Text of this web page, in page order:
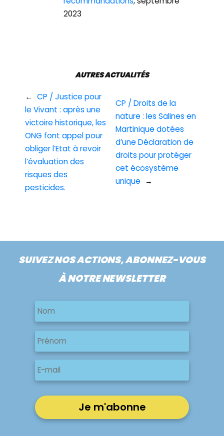
2023
← CP / Justice pour
le Vivant : après une
victoire historique, les
ONG font appel pour
obliger l’Etat à revoir
l’évaluation des
risques des
pesticides.
AUTRES ACTUALITÉS
CP / Droits de la
nature : les Salines en
Martinique dotées
d’une Déclaration de
droits pour protéger
cet écosystème
unique
→
SUIVEZ NOS ACTIONS, ABONNEZ-VOUS
À NOTRE NEWSLETTER
Nom
Nom
Nom
Prénom
E-
mail